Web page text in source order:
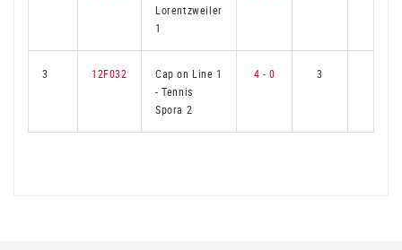
Lorentzweiler
1
3 12F032
Cap on Line 1
-Tennis
Spora 2
4 - 0 3